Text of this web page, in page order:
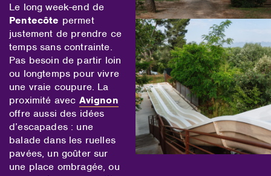
Le long week-end de
Pentecôte permet
justement de prendre ce
temps sans contrainte.
Pas besoin de partir loin
ou longtemps pour vivre
une vraie coupure. La
proximité avec Avignon
offre aussi des idées
d’escapades : une
balade dans les ruelles
pavées, un goûter sur
une place ombragée, ou